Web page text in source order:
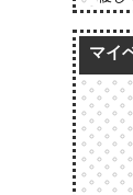
マイ